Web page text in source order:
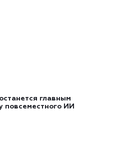
главным
повсеместного ИИ